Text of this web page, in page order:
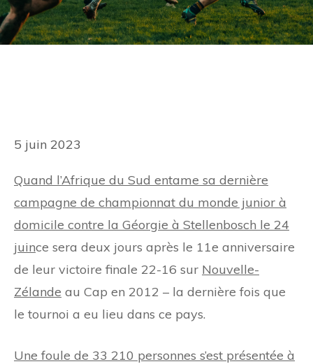
5 juin 2023
Quand l’Afrique du Sud entame sa dernière
campagne de championnat du monde junior à
domicile contre la Géorgie à Stellenbosch le 24
juince sera deux jours après le 11e anniversaire
de leur victoire finale 22-16 sur Nouvelle-
Zélande au Cap en 2012 – la dernière fois que
le tournoi a eu lieu dans ce pays.
Une foule de 33 210 personnes s’est présentée à